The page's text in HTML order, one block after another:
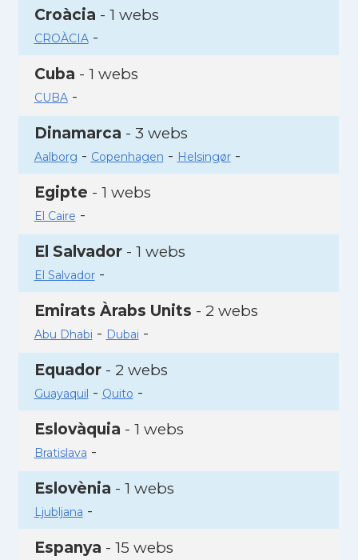
Croàcia - 1 webs
CROÀCIA-
Cuba - 1 webs
CUBA-
Dinamarca - 3 webs
Aalborg - Copenhagen - Helsingør-
Egipte - 1 webs
El Caire -
El Salvador- 1 webs
El Salvador-
Emirats Àrabs Units - 2 webs
Abu Dhabi - Dubai -
Equador- 2 webs
Guayaquil - Quito -
Eslovàquia - 1 webs
Bratislava -
Eslovènia - 1 webs
Ljubljana -
Espanya - 15 webs